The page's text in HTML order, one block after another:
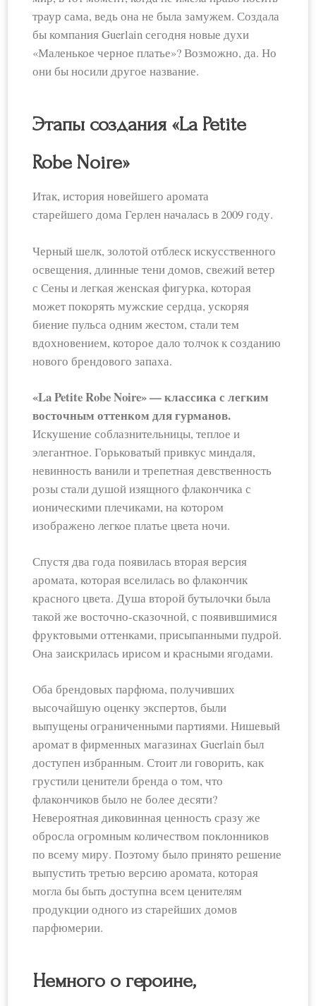
траур сама, ведь она не была замужем. Создала
бы компания Guerlain сегодня новые духи
«Маленькое черное платье»? Возможно, да. Но
они бы носили другое название.
Этапы создания «La Petite
Robe Noire»
Итак, история новейшего аромата
старейшего дома Герлен началась в 2009 году.
Черный шелк, золотой отблеск искусственного
освещения, длинные тени домов, свежий ветер
с Сены и легкая женская фигурка, которая
может покорять мужские сердца, ускоряя
биение пульса одним жестом, стали тем
вдохновением, которое дало толчок к созданию
нового брендового запаха.
«La Petite Robe Noire» — классика с легким
восточным оттенком для гурманов.
Искушение соблазнительницы, теплое и
элегантное. Горьковатый привкус миндаля,
невинность ванили и трепетная девственность
розы стали душой изящного флакончика с
ионическими плечиками, на котором
изображено легкое платье цвета ночи.
Спустя два года появилась вторая версия
аромата, которая вселилась во флакончик
красного цвета. Душа второй бутылочки была
такой же восточно-сказочной, с появившимися
фруктовыми оттенками, присыпанными пудрой.
Она заискрилась ирисом и красными ягодами.
Оба брендовых парфюма, получивших
высочайшую оценку экспертов, были
выпущены ограниченными партиями. Нишевый
аромат в фирменных магазинах Guerlain был
доступен избранным. Стоит ли говорить, как
грустили ценители бренда о том, что
флакончиков было не более десяти?
Невероятная диковинная ценность сразу же
обросла огромным количеством поклонников
по всему миру. Поэтому было принято решение
выпустить третью версию аромата, которая
могла бы быть доступна всем ценителям
продукции одного из старейших домов
парфюмерии.
Немного о героине,